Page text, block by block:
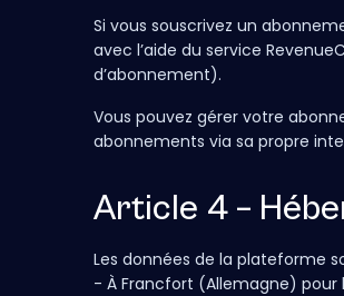
Si vous souscrivez un
avec l’aide du service
d’abonnement).
Vous pouvez gérer votre
abonnements via sa propre
Article 4 –
Les données de la plateforme
- À Francfort (Allemagne) pour